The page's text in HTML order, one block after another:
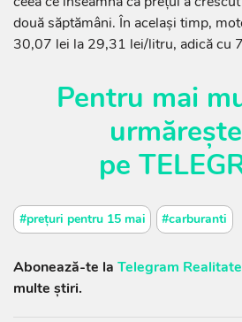
două săptămâni. În același timp,
30,07 lei la 29,31 lei/litru, adică cu
Pentru mai
pe
#prețuri pentru 15 mai #carburanti
Abonează-te la Telegram
multe știri.